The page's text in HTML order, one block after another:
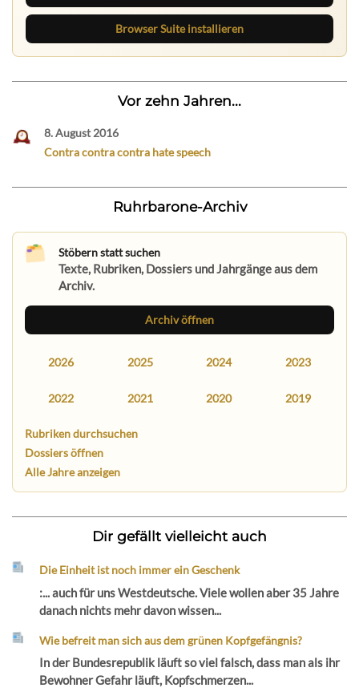
Browser Suite installieren
Vor zehn Jahren...
8. August 2016
Contra contra contra hate speech
Ruhrbarone-Archiv
Stöbern statt suchen
Texte, Rubriken, Dossiers und Jahrgänge aus dem
Archiv.
Archiv öffnen
2026 2025 2024 2023
2022 2021 2020 2019
Rubriken durchsuchen
Dossiers öffnen
Alle Jahre anzeigen
Dir gefällt vielleicht auch
Die Einheit ist noch immer ein Geschenk
:... auch für uns Westdeutsche. Viele wollen aber 35 Jahre
danach nichts mehr davon wissen...
Wie befreit man sich aus dem grünen Kopfgefängnis?
In der Bundesrepublik läuft so viel falsch, dass man als ihr
Bewohner Gefahr läuft, Kopfschmerzen...